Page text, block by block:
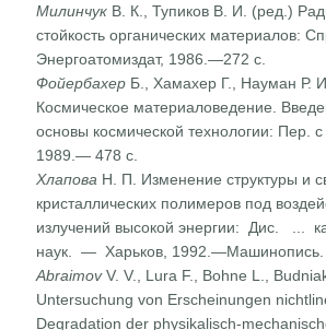
Милинчук В. К., Тупиков В. И. (ред.)
стойкость органических материалов:
Энергоатомиздат, 1986.—272 с.
Фойербахер Б., Хамахер Г., Науман Р.
Космическое материаловедение.
основы космической технологии: Пер.
1989.— 478 с.
Хлапова Н. П. Изменение структуры и
кристаллических полимеров под
излучений высокой энергии: Дис. ...
наук. — Харьков, 1992.—Машинопись.
AbraimovV. V., Lura F., Bohne L.,
Untersuchung von Erscheinungen
Degradation der physikalisch-